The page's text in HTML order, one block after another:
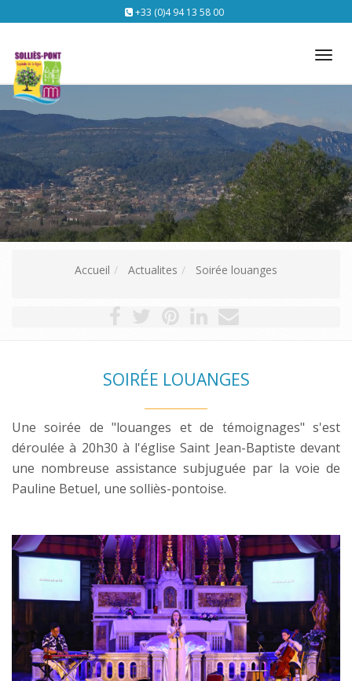
+33 (0)4 94 13 58 00
Accueil Actualites Soirée louanges
SOIRÉE LOUANGES
Une soirée de "louanges et de témoignages" s'est
déroulée à 20h30 à l'église Saint Jean-Baptiste devant
une nombreuse assistance subjuguée par la voie de
Pauline Betuel, une solliès-pontoise.